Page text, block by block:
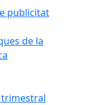
publicitat
de la
trimestral